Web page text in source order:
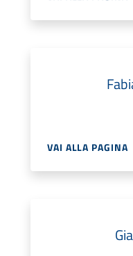
VAI ALLA PAGINA